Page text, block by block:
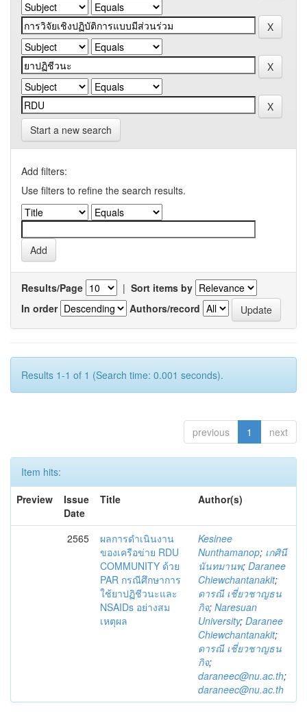
Start a new search
Add filters:
Use filters to refine the search results.
Results/Page | Sort items by
In order
Authors/record
Results 1-1 of 1 (Search time: 0.001 seconds).
previous 1 next
Item hits:
Preview
Issue
Date
Title Author(s)
2565
ผลการดำเนินงาน
ของเครือข่าย RDU
COMMUNITY ด้วย
PAR กรณีศึกษาการ
ใช้ยาปฏิชีวนะและ
NSAIDs อย่างสม
เหตุผล
Kesinee
Nunthamanop; เกศินี
นันทมานพ; Daranee
Chiewchantanakit;
ดารณี เชี่ยวชาญธน
กิจ; Naresuan
University; Daranee
Chiewchantanakit;
ดารณี เชี่ยวชาญธน
กิจ;
daraneec@nu.ac.th;
daraneec@nu.ac.th